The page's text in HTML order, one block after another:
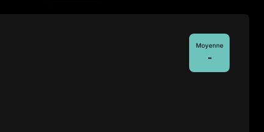
Moyenne
-